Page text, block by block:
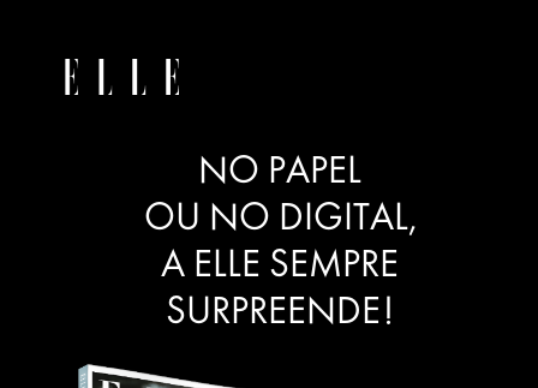
NO PAPEL
OU NO DIGITAL,
A ELLE SEMPRE
SURPREENDE!